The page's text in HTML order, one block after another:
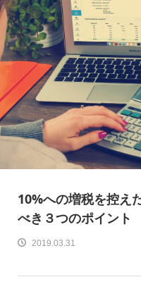
10%への増税を控え
べき３つのポイント
2019.03.31